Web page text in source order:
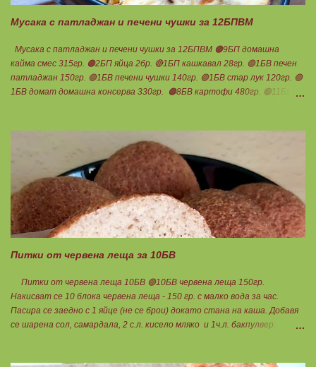
Мусака с патладжан и печени чушки за 12БПВМ
Мусака с патладжан и печени чушки за 12БПВМ 🟠9БП домашна
кайма смес 315гр. 🟠2БП яйца 2бр. 🔴1БП кашкавал 28гр. 🟢1БВ печен
патладжан 150гр. 🟢1БВ печени чушки 140гр. 🟢1БВ стар лук 120гр. 🟢
1БВ домат домашна консерва 330гр. 🟠8БВ картофи 480гр. 🟢11БМ
лука и картофите. Всичко останало с3 нарязва и добавя към сместа.
Пече се до готовност. Заливката е от яйца,кашкавал и 150гр. кисело
мляко. Цялото количество можете да разпределите на порции и да
хапвате както предпочитате. Нека да ни е вкусно заедно! Люси
Питки от червена леща за 10БВ
Питки от червена леща 10БВ 🟢10БВ червена леща 150гр.
Накисват се 10 блока червена леща - 150 гр. с малко вода за час.
Пасира се заедно с 1 яйце (не се брои) докато стана на каша. Добавя
се шарена сол, самардала, 2 с.л. кисело мляко и 1ч.л. бакпулвер.